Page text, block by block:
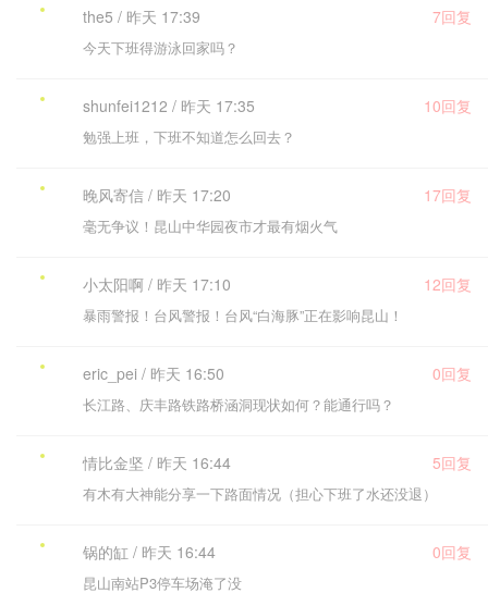
the5 / 昨天 17:39 7回复
今天下班得游泳回家吗？
shunfei1212 / 昨天 17:35 10回复
勉强上班，下班不知道怎么回去？
晚风寄信 / 昨天 17:20 17回复
毫无争议！昆山中华园夜市才最有烟火气
小太阳啊 / 昨天 17:10 12回复
暴雨警报！台风警报！台风“白海豚”正在影响昆山！
eric_pei / 昨天 16:50 0回复
长江路、庆丰路铁路桥涵洞现状如何？能通行吗？
情比金坚 / 昨天 16:44 5回复
有木有大神能分享一下路面情况（担心下班了水还没退）
锅的缸 / 昨天 16:44 0回复
昆山南站P3停车场淹了没